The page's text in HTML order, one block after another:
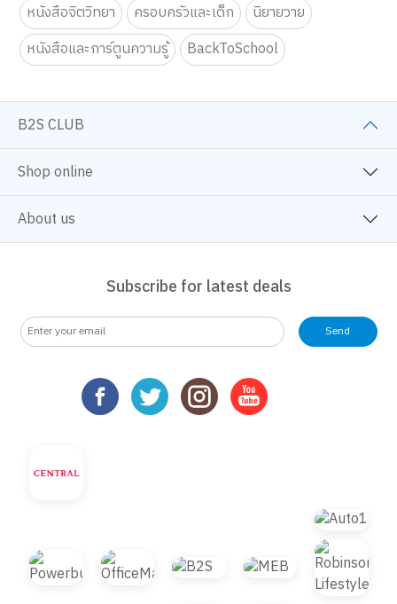
หนังสือจิตวิทยา
ครอบครัวและเด็ก
นิยายวาย
หนังสือและการ์ตูนความรู้
BackToSchool
B2S CLUB
Shop online
About us
Subscribe for latest deals
Send